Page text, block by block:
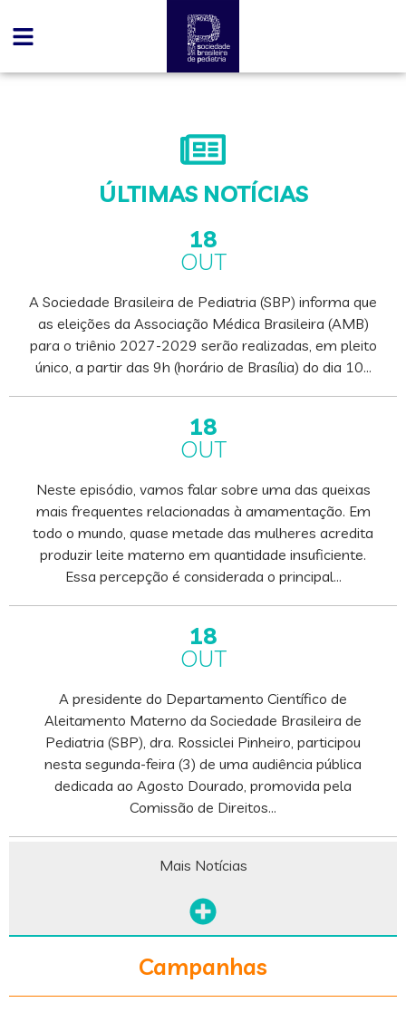
ÚLTIMAS NOTÍCIAS
18
OUT
A Sociedade Brasileira de Pediatria (SBP) informa que
as eleições da Associação Médica Brasileira (AMB)
para o triênio 2027-2029 serão realizadas, em pleito
único, a partir das 9h (horário de Brasília) do dia 10…
18
OUT
Neste episódio, vamos falar sobre uma das queixas
mais frequentes relacionadas à amamentação. Em
todo o mundo, quase metade das mulheres acredita
produzir leite materno em quantidade insuficiente.
Essa percepção é considerada o principal…
18
OUT
A presidente do Departamento Científico de
Aleitamento Materno da Sociedade Brasileira de
Pediatria (SBP), dra. Rossiclei Pinheiro, participou
nesta segunda-feira (3) de uma audiência pública
dedicada ao Agosto Dourado, promovida pela
Comissão de Direitos…
Mais Notícias
Campanhas